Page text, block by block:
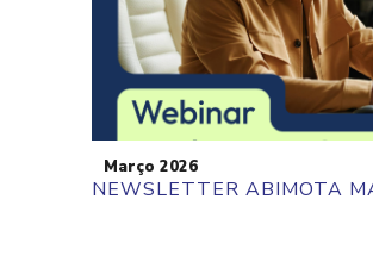
Março 2026
NEWSLETTER ABIMOTA